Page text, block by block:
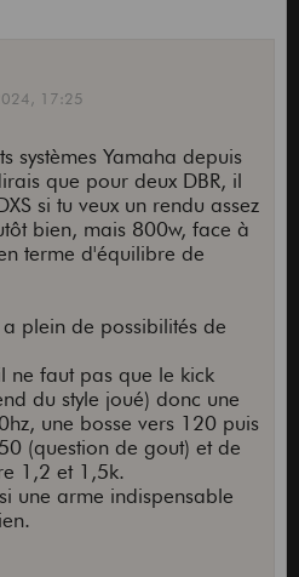
17:25
systèmes Yamaha depuis
que pour deux DBR, il
si tu veux un rendu assez
bien, mais 800w, face à
terme d'équilibre de
plein de possibilités de
ne faut pas que le kick
du style joué) donc une
une bosse vers 120 puis
(question de gout) et de
1,2 et 1,5k.
une arme indispensable